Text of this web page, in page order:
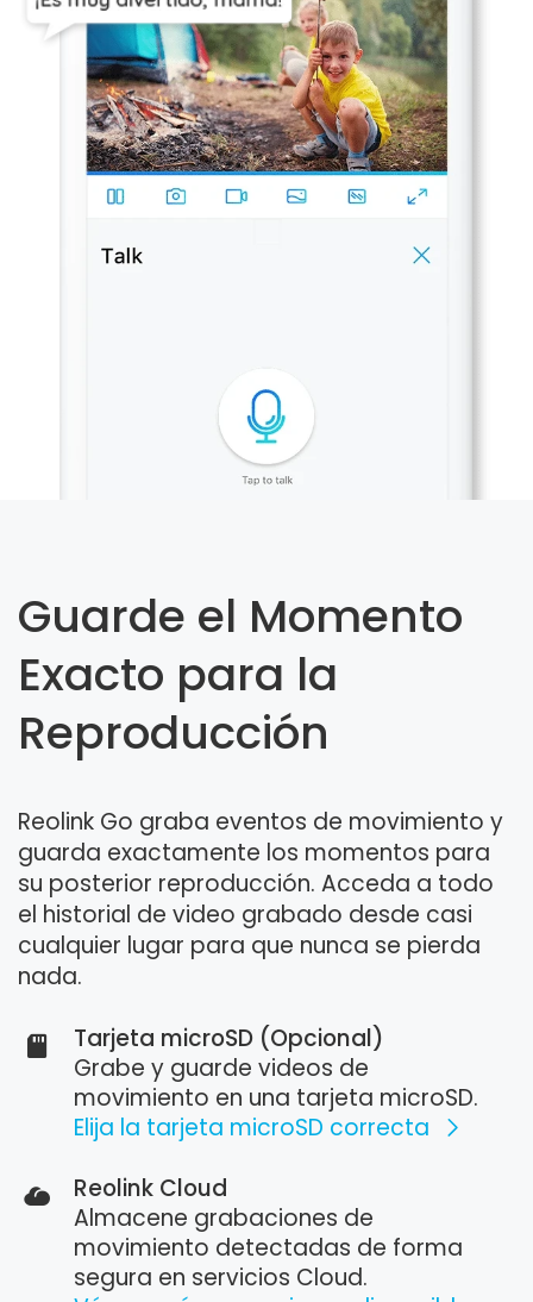
Guarde el Momento
Exacto para la
Reproducción
Reolink Go graba eventos de movimiento y
guarda exactamente los momentos para
su posterior reproducción. Acceda a todo
el historial de video grabado desde casi
cualquier lugar para que nunca se pierda
nada.
Tarjeta microSD (Opcional)
Grabe y guarde videos de
movimiento en una tarjeta microSD.
Elija la tarjeta microSD correcta
Reolink Cloud
Almacene grabaciones de
movimiento detectadas de forma
segura en servicios Cloud.